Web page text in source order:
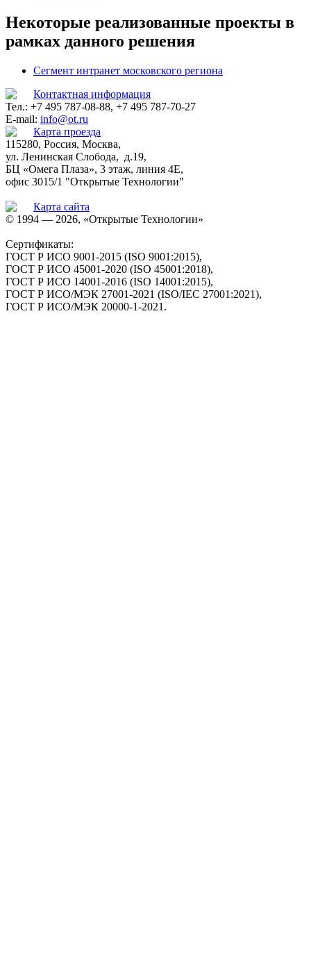
Некоторые реализованные проекты в
рамках данного решения
Сегмент интранет московского региона
Контактная информация
Тел.: +7 495 787-08-88, +7 495 787-70-27
E-mail: info@ot.ru
Карта проезда
115280, Россия, Москва,
ул. Ленинская Слобода, д.19,
БЦ «Омега Плаза», 3 этаж, линия 4Е,
офис 3015/1 "Открытые Технологии"
Карта сайта
© 1994 — 2026, «Открытые Технологии»
Сертификаты:
ГОСТ Р ИСО 9001-2015 (ISO 9001:2015),
ГОСТ Р ИСО 45001-2020 (ISO 45001:2018),
ГОСТ Р ИСО 14001-2016 (ISO 14001:2015),
ГОСТ Р ИСО/МЭК 27001-2021 (ISO/IEC 27001:2021),
ГОСТ Р ИСО/МЭК 20000-1-2021.